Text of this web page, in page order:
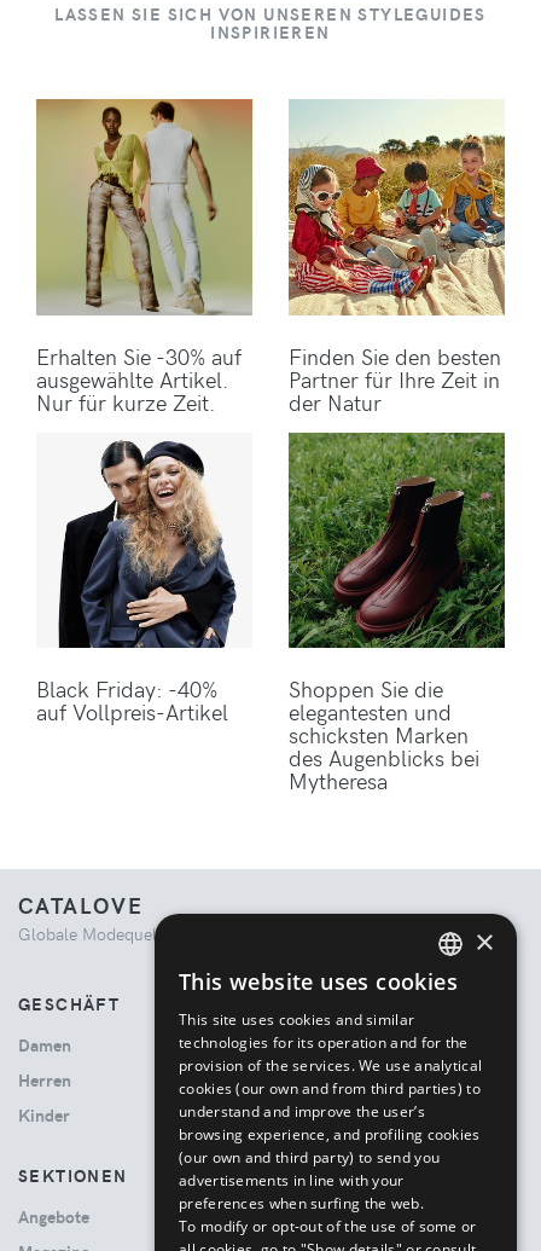
LASSEN SIE SICH VON UNSEREN STYLEGUIDES
INSPIRIEREN
Erhalten Sie -30% auf
ausgewählte Artikel.
Nur für kurze Zeit.
Finden Sie den besten
Partner für Ihre Zeit in
der Natur
Black Friday: -40%
auf Vollpreis-Artikel
Shoppen Sie die
elegantesten und
schicksten Marken
des Augenblicks bei
Mytheresa
CATALOVE
Globale Modequelle. Kuratiertes Einkaufserlebnis.
GESCHÄFT
Damen
Herren
Kinder
SEKTIONEN
Angebote
ENGLISH
×
This website uses cookies
This site uses cookies and similar
technologies for its operation and for the
provision of the services. We use analytical
cookies (our own and from third parties) to
understand and improve the user’s
browsing experience, and profiling cookies
(our own and third party) to send you
advertisements in line with your
preferences when surfing the web.
To modify or opt-out of the use of some or